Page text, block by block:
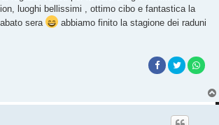
luoghi bellissimi , ottimo cibo e fantastica la
sera
abbiamo finito la stagione dei raduni